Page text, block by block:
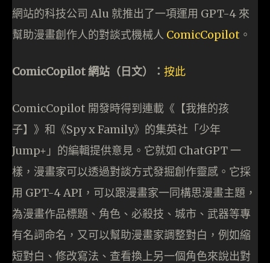
網站的科技公司 Alu 就推出了一項運用 GPT-4 來
幫助漫畫創作人的對談式機械人 ComicCopilot 。
ComicCopilot 網站（日文）： 按此
ComicCopilot 開發時得到連載《【我推的孩
子】》和《Spy x Family》的集英社「少年
Jump+」的編輯提供意見。它就如 ChatGPT 一
樣，漫畫家可以透過對談方式發掘創作靈感。它採
用 GPT-4 API，可以跟漫畫家一同構思漫畫主題，
為漫畫作品標題、角色、必殺技、城市、武器等專
有名詞命名，又可以幫助漫畫家調整對白，例如縮
短對白、修改寫法、查看換上另一個角色來說出對